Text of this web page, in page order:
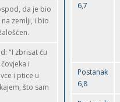
da je bio
zemlji, i bio
"I zbrisat ću
i
i ptice u
što sam
6,7
Postanak
6,8